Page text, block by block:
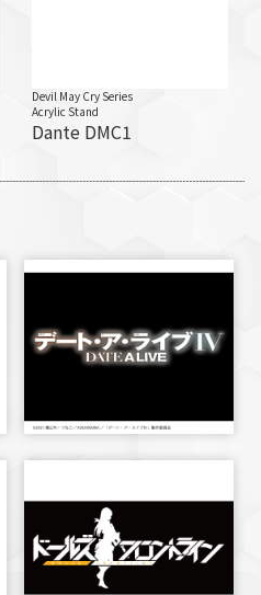
Devil May Cry Series
Acrylic Stand
Dante DMC1